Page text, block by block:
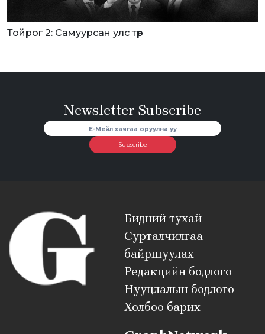
Тойрог 2: Самуурсан улс төр
Newsletter Subscribe
Subscribe
Бидний тухай
Сурталчилгаа
байршуулах
Редакцийн бодлого
Нууцлалын бодлого
Холбоо барих